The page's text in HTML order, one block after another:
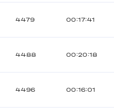
4479 00:17:41
4488 00:20:18
4496 00:16:01